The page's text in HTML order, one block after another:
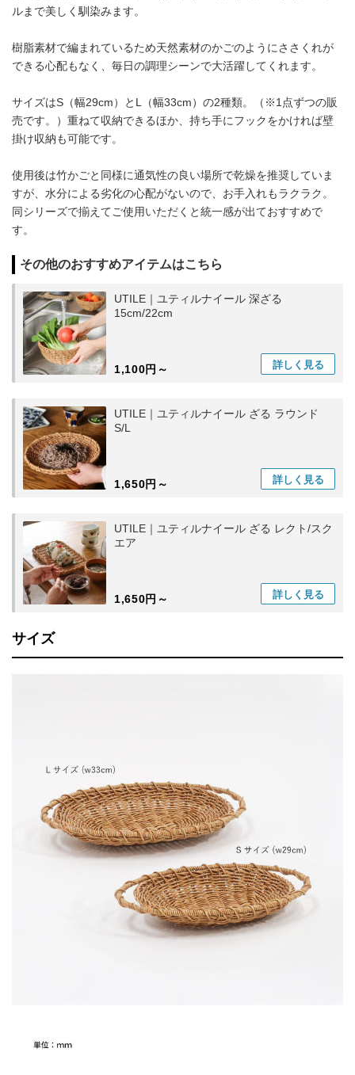
ルまで美しく馴染みます。
樹脂素材で編まれているため天然素材のかごのようにささくれが
できる心配もなく、毎日の調理シーンで大活躍してくれます。
サイズはS（幅29cm）とL（幅33cm）の2種類。（※1点ずつの販
売です。）重ねて収納できるほか、持ち手にフックをかければ壁
掛け収納も可能です。
使用後は竹かごと同様に通気性の良い場所で乾燥を推奨していま
すが、水分による劣化の心配がないので、お手入れもラクラク。
同シリーズで揃えてご使用いただくと統一感が出ておすすめで
す。
その他のおすすめアイテムはこちら
UTILE｜ユティルナイール 深ざる
15cm/22cm
1,100円～ 詳しく 見る
UTILE｜ユティルナイール ざる ラウンド
S/L
1,650円～ 詳しく 見る
UTILE｜ユティルナイール ざる レクト/スク
エア
1,650円～ 詳しく 見る
サイズ